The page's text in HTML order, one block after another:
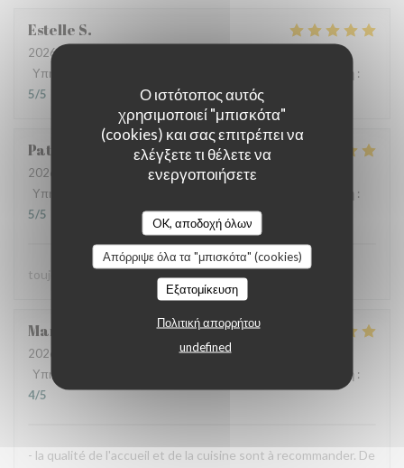
Ο ιστότοπος αυτός
χρησιμοποιεί "μπισκότα"
(cookies) και σας επιτρέπει να
ελέγξετε τι θέλετε να
ενεργοποιήσετε
OK, αποδοχή όλων
Απόρριψε όλα τα "μπισκότα" (cookies)
Εξατομίκευση
Πολιτική απορρήτου
undefined
Estelle S
2026-07-23
Υπηρεσία
Ποιότητα / Τιμή :
5/5
Patrick
2026-07-23
- 13:30 - καλεσμένοι 2
Υπηρεσία
:
5/5
toujours parfait comme d'habitude
Maryvonne
2026-07-23
- 12:30 - καλεσμένοι 2
Υπηρεσία
Ποιότητα / Τιμή :
4/5
- la qualité de l'accueil et de la cuisine sont à recommander. De